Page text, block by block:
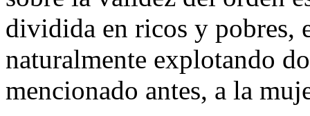
dividida en ricos y pobres,
naturalmente explotando
mencionado antes, a la